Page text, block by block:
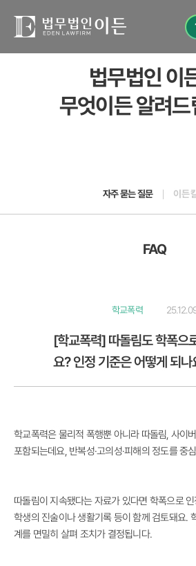
법무법인 이
무엇이든 알려
자주 묻는 질문 이든
FAQ
학교폭력
[학교폭력] 따돌림도 학폭으
요? 인정 기준은 어떻게 되나
학교폭력은 물리적 폭행뿐 아니라 따돌림, 사이
포함되는데요, 반복성·고의성·피해의 정도를 중
따돌림이 지속됐다는 자료가 있다면 학폭으로
학생의 진술이나 생활기록 등이 함께 검토돼요.
계를 면밀히 살펴 조치가 결정됩니다.